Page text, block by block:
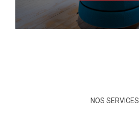
NOS SERVICES